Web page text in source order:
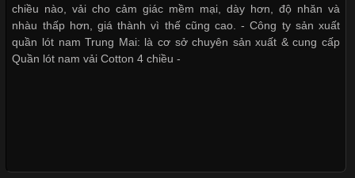
Trong những năm gần đây, vải Bamboo đang trở thành một
trong những chất liệu được yêu thích trong ngành thời trang
nhờ đặc tính mềm mại, thoáng khí và thân thiện với môi trường.
Không chỉ được ứng dụng trong quần áo thường ngày, loại vải
Bộ sưu tập quần lót nam Boxer TpHCM
chiều nào, vải cho cảm giác mềm mại, dày hơn, độ nhăn và
nhàu thấp hơn, giá thành vì thế cũng cao. - Công ty sản xuất
quần lót nam Trung Mai: là cơ sở chuyên sản xuất & cung cấp
Quần lót nam vải Cotton 4 chiều -